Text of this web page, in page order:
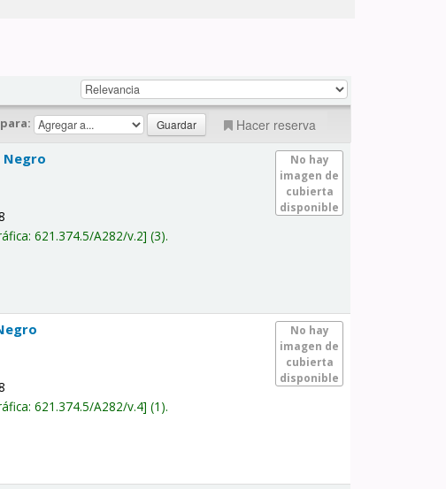
Hacer reserva
No hay
imagen de
cubierta
disponible
Negro
621.374.5/A282/v.2 (3).
No hay
imagen de
cubierta
disponible
621.374.5/A282/v.4 (1).